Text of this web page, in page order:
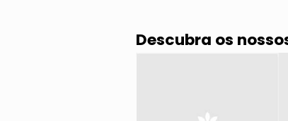
Descubra os